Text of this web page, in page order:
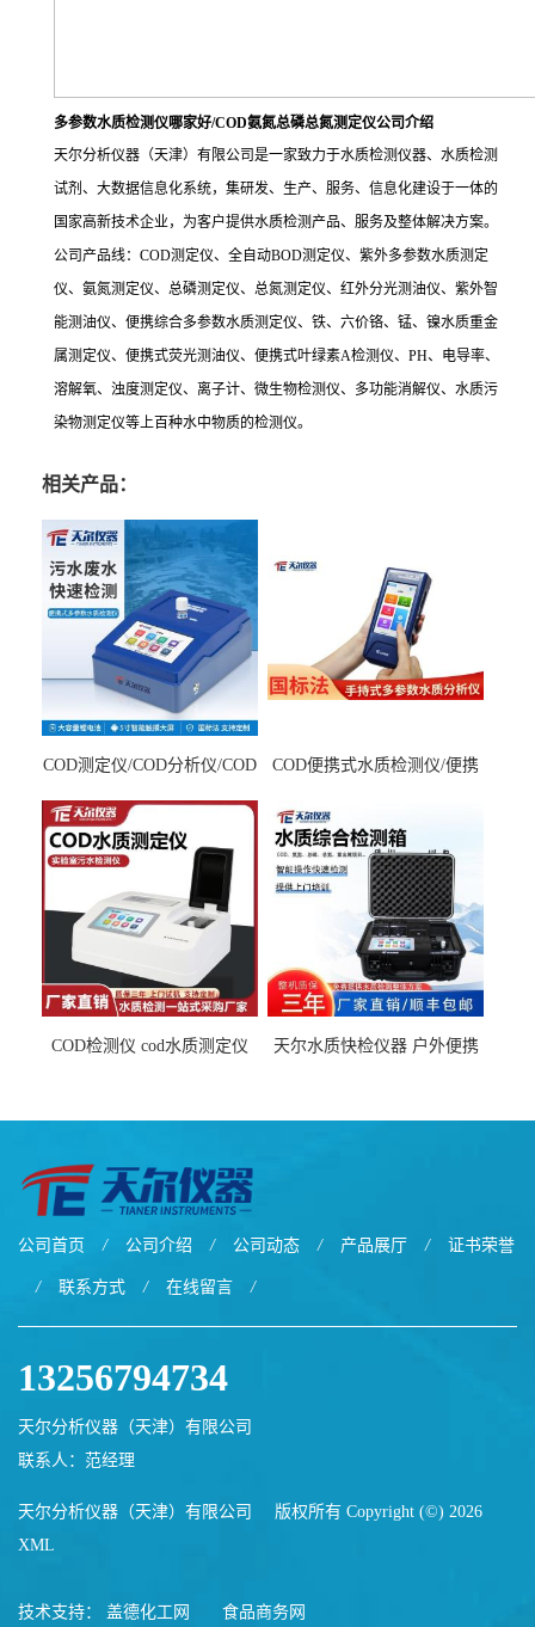
多参数水质检测仪哪家好/COD氨氮总磷总氮测定仪公司介绍
天尔分析仪器（天津）有限公司是一家致力于水质检测仪器、水质检测
试剂、大数据信息化系统，集研发、生产、服务、信息化建设于一体的
国家高新技术企业，为客户提供水质检测产品、服务及整体解决方案。
公司产品线：COD测定仪、全自动BOD测定仪、紫外多参数水质测定
仪、氨氮测定仪、总磷测定仪、总氮测定仪、红外分光测油仪、紫外智
能测油仪、便携综合多参数水质测定仪、铁、六价铬、锰、镍水质重金
属测定仪、便携式荧光测油仪、便携式叶绿素A检测仪、PH、电导率、
溶解氧、浊度测定仪、离子计、微生物检测仪、多功能消解仪、水质污
染物测定仪等上百种水中物质的检测仪。
相关产品：
COD测定仪/COD分析仪/COD
COD便携式水质检测仪/便携
COD检测仪 cod水质测定仪
天尔水质快检仪器 户外便携
公司首页 / 公司介绍 / 公司动态 / 产品展厅 / 证书荣誉
/ 联系方式 / 在线留言 /
13256794734
天尔分析仪器（天津）有限公司
联系人：范经理
天尔分析仪器（天津）有限公司
版权所有 Copyright (©) 2026
XML
技术支持： 盖德化工网 食品商务网